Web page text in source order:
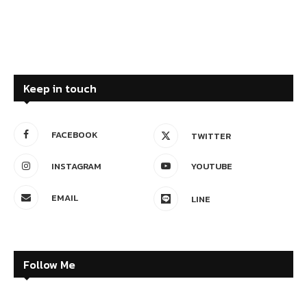
Keep in touch
FACEBOOK TWITTER
INSTAGRAM YOUTUBE
EMAIL LINE
Follow Me